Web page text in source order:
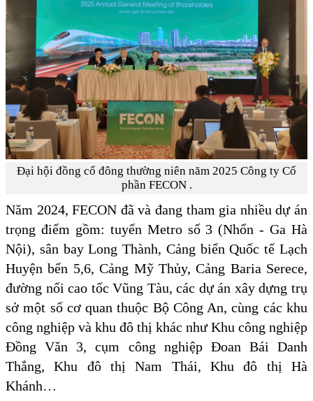
Đại hội đồng cổ đông thường niên năm 2025 Công ty Cổ
phần FECON .
Năm 2024, FECON đã và đang tham gia nhiều dự án
trọng điểm gồm: tuyến Metro số 3 (Nhổn - Ga Hà
Nội), sân bay Long Thành, Cảng biển Quốc tế Lạch
Huyện bến 5,6, Cảng Mỹ Thủy, Cảng Baria Serece,
đường nối cao tốc Vũng Tàu, các dự án xây dựng trụ
sở một số cơ quan thuộc Bộ Công An, cùng các khu
công nghiệp và khu đô thị khác như Khu công nghiệp
Đồng Văn 3, cụm công nghiệp Đoan Bái Danh
Thắng, Khu đô thị Nam Thái, Khu đô thị Hà
Khánh…